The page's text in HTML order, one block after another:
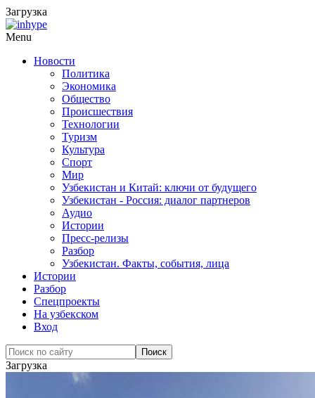
Загрузка
Menu
Новости
Политика
Экономика
Общество
Происшествия
Технологии
Туризм
Культура
Спорт
Мир
Узбекистан и Китай: ключи от будущего
Узбекистан - Россия: диалог партнеров
Аудио
Истории
Пресс-релизы
Разбор
Узбекистан. Факты, события, лица
Истории
Разбор
Спецпроекты
На узбекском
Вход
Загрузка